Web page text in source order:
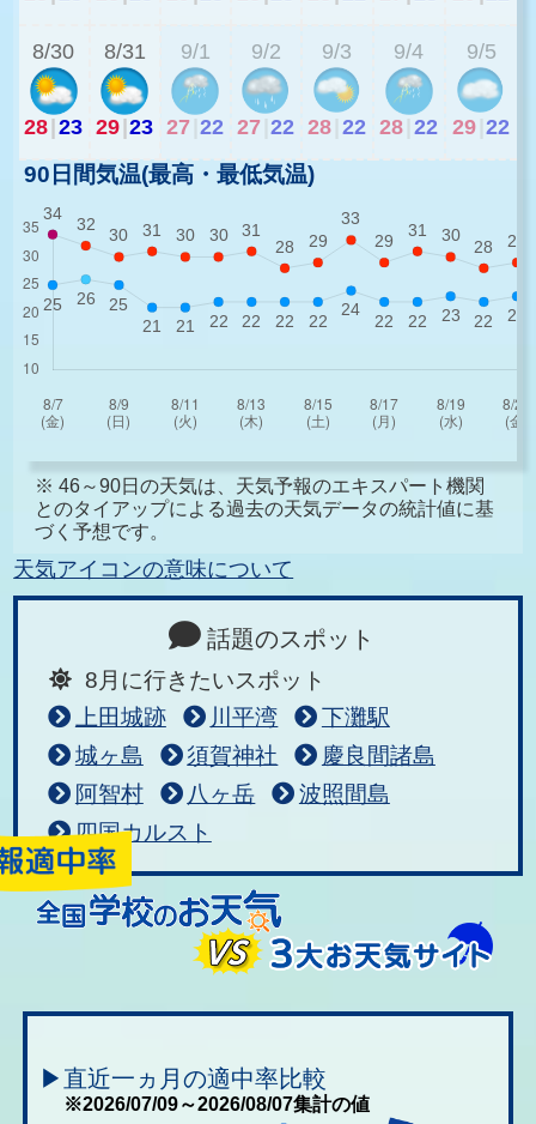
8/30
28 23
8/31
29 23
9/1
27 22
9/2
27 22
9/3
28 22
9/4
28 22
9/5
29 22
90日間気温(最高・最低気温)
※ 46～90日の天気は、天気予報のエキスパート機関
とのタイアップによる過去の天気データの統計値に基
づく予想です。
天気アイコンの意味について
話題のスポット
8月に行きたいスポット
上田城跡
川平湾
下灘駅
城ヶ島
須賀神社
慶良間諸島
阿智村
八ヶ岳
波照間島
四国カルスト
▶直近一ヵ月の適中率比較
※2026/07/09～2026/08/07集計の値